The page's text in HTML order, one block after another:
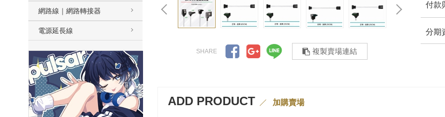
網路線｜網路轉接器
電源延長線
複製賣場連結
付款
分期
ADD PRODUCT 加購賣場